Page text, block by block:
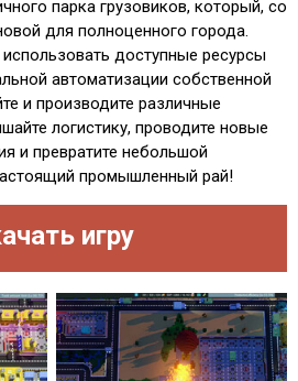
парка грузовиков, который, со
для полноценного города.
доступные ресурсы
автоматизации собственной
и производите различные
логистику, проводите новые
и превратите небольшой
промышленный рай!
игру